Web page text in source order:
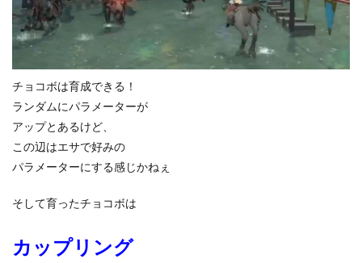
チョコボは育成できる！
ランダムにパラメーターが
アップとあるけど、
この辺はエサで好みの
パラメーターにする感じかねぇ
そして育ったチョコボは
カップリング